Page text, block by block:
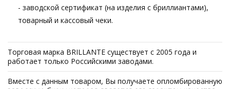
- заводской сертификат (на изделия с бриллиантами),
товарный и кассовый чеки.
Торговая марка BRILLANTE существует с 2005 года и
работает только Российскими заводами.
Вместе с данным товаром, Вы получаете опломбированную